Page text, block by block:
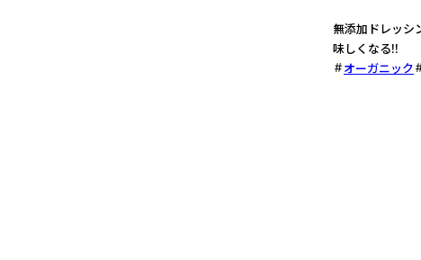
無添加ドレッシ
味しくなる!!
オーガニック